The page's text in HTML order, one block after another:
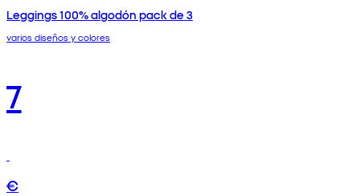
Leggings 100% algodón pack de 3
varios diseños y colores
7
€